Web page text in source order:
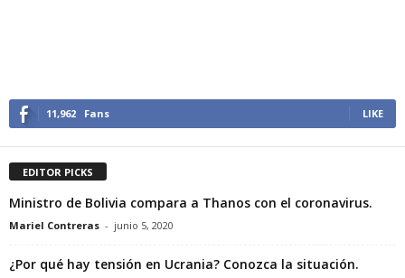
11,962 Fans LIKE
EDITOR PICKS
Ministro de Bolivia compara a Thanos con el coronavirus.
Mariel Contreras - junio 5, 2020
¿Por qué hay tensión en Ucrania? Conozca la situación.